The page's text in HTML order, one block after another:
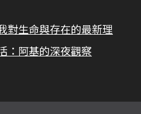
對生命與存在的最新理
：阿基的深夜觀察